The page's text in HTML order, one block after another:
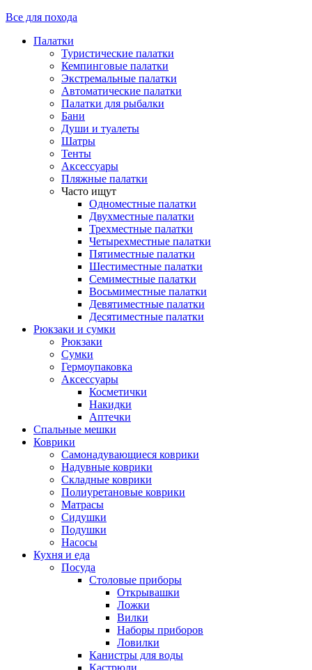
Все для похода
Палатки
Туристические палатки
Кемпинговые палатки
Экстремальные палатки
Автоматические палатки
Палатки для рыбалки
Бани
Души и туалеты
Шатры
Тенты
Аксессуары
Пляжные палатки
Часто ищут
Одноместные палатки
Двухместные палатки
Трехместные палатки
Четырехместные палатки
Пятиместные палатки
Шестиместные палатки
Семиместные палатки
Восьмиместные палатки
Девятиместные палатки
Десятиместные палатки
Рюкзаки и сумки
Рюкзаки
Сумки
Гермоупаковка
Аксессуары
Косметички
Накидки
Аптечки
Спальные мешки
Коврики
Самонадувающиеся коврики
Надувные коврики
Складные коврики
Полиуретановые коврики
Матрасы
Сидушки
Подушки
Насосы
Кухня и еда
Посуда
Столовые приборы
Открывашки
Ложки
Вилки
Наборы приборов
Ловилки
Канистры для воды
Кастрюли